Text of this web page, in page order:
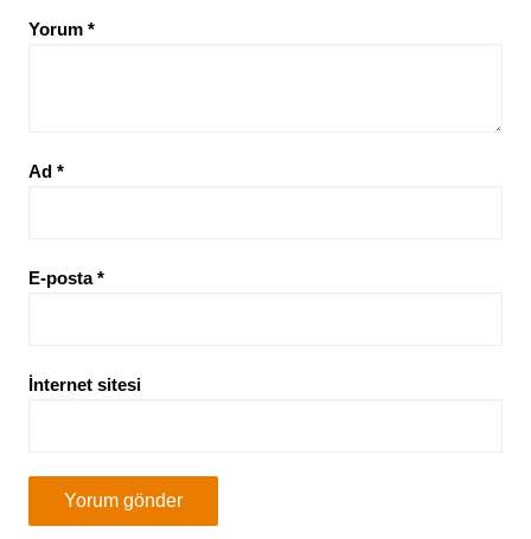
Yorum *
Ad *
E-posta*
İnternet sitesi